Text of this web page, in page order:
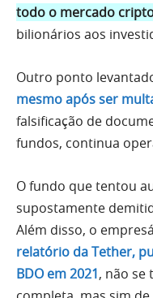
todo o mercado
bilionários aos
Outro ponto
mesmo após ser
falsificação de
fundos, continua
O fundo que tentou
supostamente
Além disso, o
relatório da Tether,
BDO em 2021, não se